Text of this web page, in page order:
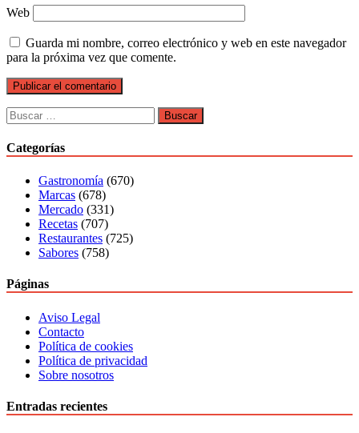
Web
Guarda mi nombre, correo electrónico y web en este navegador
para la próxima vez que comente.
Buscar:
Categorías
Gastronomía (670)
Marcas (678)
Mercado (331)
Recetas (707)
Restaurantes (725)
Sabores (758)
Páginas
Aviso Legal
Contacto
Política de cookies
Política de privacidad
Sobre nosotros
Entradas recientes